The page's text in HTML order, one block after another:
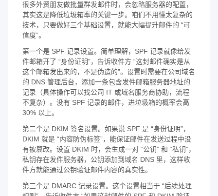
很多外贸朋友做批量群发邮件时，会忽略服务器的配置，
其实这是降低垃圾箱率的关键一步。咱们不用懂太复杂的
技术，只要做好三个基础设置，就能大幅提升邮件的 “可
信度”。
第一个是 SPF 记录设置。简单理解，SPF 记录就像给发
件邮箱开了 “身份证明”，告诉收件方 “这封邮件确实是从
这个邮箱发出来的，不是伪造的”。设置时需要在公司域名
的 DNS 管理后台，添加一条包含发件邮箱服务器地址的
记录（具体操作可以找公司 IT 或域名服务商协助，流程
不复杂）。没有 SPF 记录的邮件，进垃圾箱的概率会高
30% 以上。
第二个是 DKIM 签名设置。如果说 SPF 是 “身份证明”，
DKIM 就是 “内容防伪标签”，能保证邮件在发送过程中没
有被篡改。设置 DKIM 时，会生成一对 “公钥” 和 “私钥”，
私钥存在发件服务器，公钥添加到域名 DNS 里，这样收
件方就能通过公钥验证邮件内容的真实性。
第三个是 DMARC 记录设置。这个设置相当于 “后续处理